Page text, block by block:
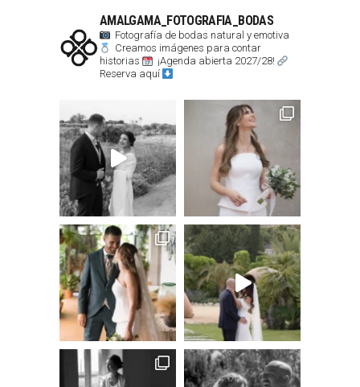
AMALGAMA_FOTOGRAFIA_BODAS
Fotografía de bodas natural y emotiva
Creamos imágenes para contar
historias
¡Agenda abierta 2027/28!
Reserva aquí